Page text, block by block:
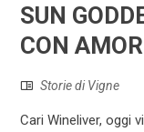
SUN
CON
Storie di Vigne
Cari Wineliver, oggi